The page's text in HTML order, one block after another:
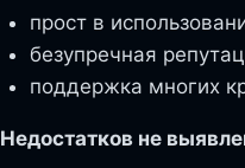
прост в
безупречная
поддержка многих
Недостатков не